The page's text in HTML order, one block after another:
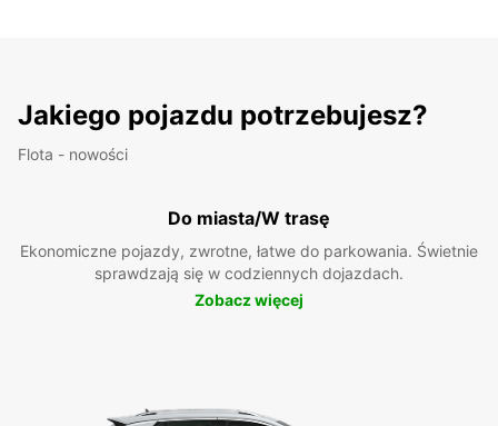
Jakiego pojazdu potrzebujesz?
Flota - nowości
Do miasta/W trasę
Ekonomiczne pojazdy, zwrotne, łatwe do parkowania. Świetnie
sprawdzają się w codziennych dojazdach.
Zobacz więcej